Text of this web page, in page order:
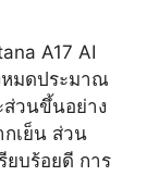
A17 AI
หมดประมาณ
ส่วนขึ้นอย่าง
กเย็น ส่วน
ยบร้อยดี การ